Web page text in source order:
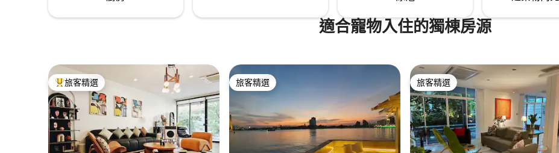
百丽宫商场等等，让您可以体验不一样的
左右，距离考山路酒吧街不到10公里，打
车也在20分钟左右，距离四面佛和暹罗百
丽宫大概也是十多公里，都不远的距离，
为您的旅行提供了极大的便利。 在我们的
民宿，您可以感受到家的温馨和舒适，同
时又能享受到城市繁华的美景和便利的出
行条件。我们期待着您的到来，为您带来
愉快的住宿体验。
適合寵物入住的獨棟房源
旅客精選榜首
旅客精選 旅客精選
旅客精選 旅客精選
旅客精選